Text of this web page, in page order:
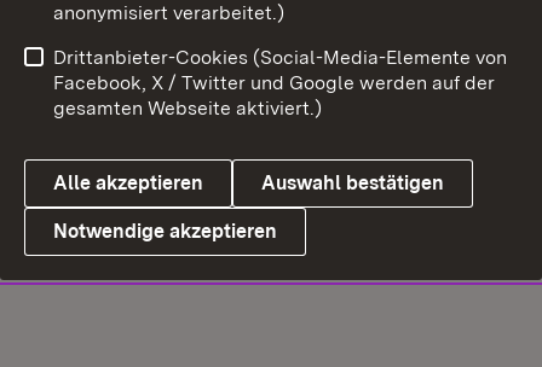
anonymisiert verarbeitet.)
Drittanbieter-Cookies (Social-Media-Elemente von
Facebook, X / Twitter und Google werden auf der
gesamten Webseite aktiviert.)
Alle akzeptieren Auswahl bestätigen
Notwendige akzeptieren